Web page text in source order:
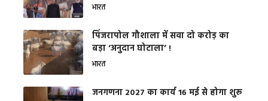
भारत
​पिंजरापोल गौशाला में सवा दो करोड़ का
बड़ा ‘अनुदान घोटाला’ !
भारत
जनगणना 2027 का कार्य 16 मई से होगा शुरू